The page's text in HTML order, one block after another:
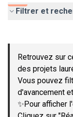
Filtrer et
−
Retrouvez sur
des projets
Vous pouvez
d'avancement
✨Pour afficher